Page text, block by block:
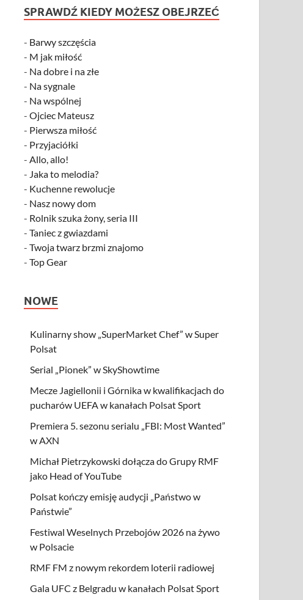
SPRAWDŹ KIEDY MOŻESZ OBEJRZEĆ
- Barwy szczęścia
- M jak miłość
- Na dobre i na złe
- Na sygnale
- Na wspólnej
-Ojciec Mateusz
- Pierwsza miłość
- Przyjaciółki
-Allo, allo!
- Jaka to melodia?
- Kuchenne rewolucje
- Nasz nowy dom
- Rolnik szuka żony, seria III
-Taniec z gwiazdami
-Twoja twarz brzmi znajomo
-Top Gear
NOWE
Kulinarny show „SuperMarket Chef” w Super
Polsat
Serial „Pionek” w SkyShowtime
Mecze Jagiellonii i Górnika w kwalifikacjach do
pucharów UEFA w kanałach Polsat Sport
Premiera 5. sezonu serialu „FBI: Most Wanted”
w AXN
Michał Pietrzykowski dołącza do Grupy RMF
jako Head of YouTube
Polsat kończy emisję audycji „Państwo w
Państwie”
Festiwal Weselnych Przebojów 2026 na żywo
w Polsacie
RMF FM z nowym rekordem loterii radiowej
Gala UFC z Belgradu w kanałach Polsat Sport